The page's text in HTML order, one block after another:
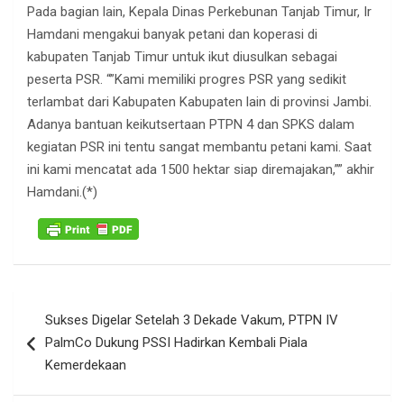
Pada bagian lain, Kepala Dinas Perkebunan Tanjab Timur, Ir
Hamdani mengakui banyak petani dan koperasi di
kabupaten Tanjab Timur untuk ikut diusulkan sebagai
peserta PSR. “”Kami memiliki progres PSR yang sedikit
terlambat dari Kabupaten Kabupaten lain di provinsi Jambi.
Adanya bantuan keikutsertaan PTPN 4 dan SPKS dalam
kegiatan PSR ini tentu sangat membantu petani kami. Saat
ini kami mencatat ada 1500 hektar siap diremajakan,”” akhir
Hamdani.(*)
posSukses Digelar Setelah 3 Dekade Vakum, PTPN IV
PalmCo Dukung PSSI Hadirkan Kembali Piala
Kemerdekaan